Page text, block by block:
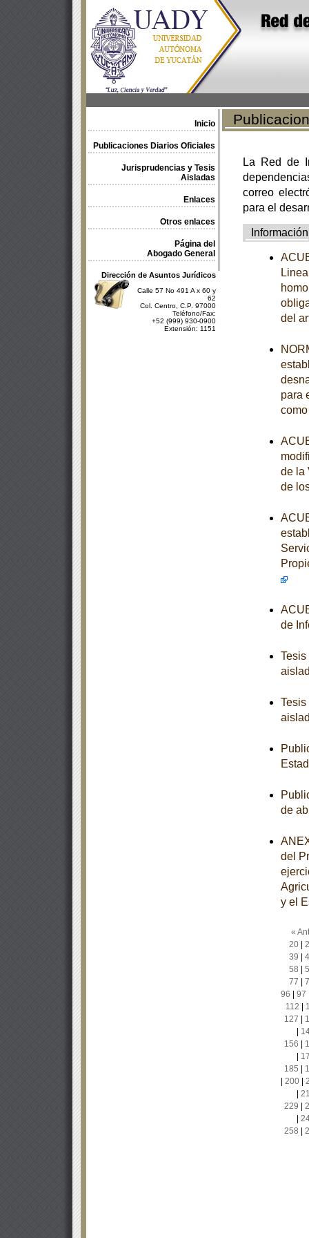
Inicio
Publicaciones Diarios Oficiales
Jurisprudencias y Tesis
Aisladas
Enlaces
Otros enlaces
Página del
Abogado General
Dirección de Asuntos Jurídicos
Calle 57 No 491 A x 60 y
62
Col. Centro, C.P. 97000
Teléfono/Fax:
+52 (999) 930-0900
Extensión: 1151
La Red de
correo
para el
Información
del
para
de la
de
de
de
del
y el
«
20|
39
58
77
96
97
112
127
156
185
200|
229
258